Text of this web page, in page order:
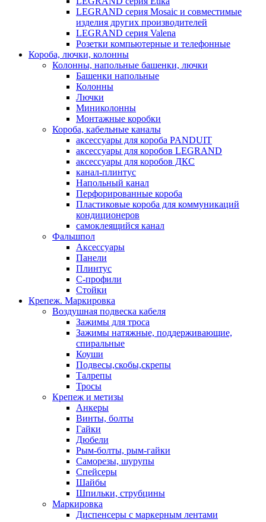
LEGRAND серия Mosaic и совместимые
изделия других производителей
LEGRAND серия Valena
Розетки компьютерные и телефонные
Короба, лючки, колонны
Колонны, напольные башенки, лючки
Башенки напольные
Колонны
Лючки
Миниколонны
Монтажные коробки
Короба, кабельные каналы
аксессуары для короба PANDUIT
аксессуары для коробов LEGRAND
аксессуары для коробов ДКС
канал-плинтус
Напольный канал
Перфорированные короба
Пластиковые короба для коммуникаций
кондиционеров
самоклеящийся канал
Фальшпол
Аксессуары
Панели
Плинтус
С-профили
Стойки
Крепеж. Маркировка
Воздушная подвеска кабеля
Зажимы для троса
Зажимы натяжные, поддерживающие,
спиральные
Коуши
Подвесы,скобы,скрепы
Талрепы
Тросы
Крепеж и метизы
Анкеры
Винты, болты
Гайки
Дюбели
Рым-болты, рым-гайки
Саморезы, шурупы
Спейсеры
Шайбы
Шпильки, струбцины
Маркировка
Диспенсеры с маркерным лентами